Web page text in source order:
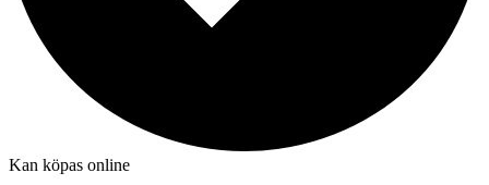
Kan köpas online